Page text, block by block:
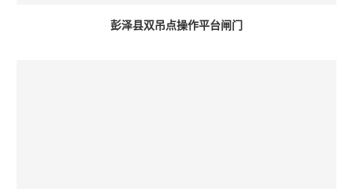
彭泽县双吊点操作平台闸门